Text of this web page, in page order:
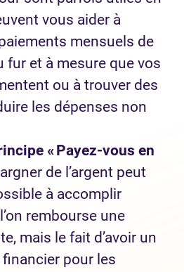
vous aider à
mensuels de
fur et à mesure que vos
ou à trouver des
les dépenses non
« Payez-vous en
de l’argent peut
à accomplir
rembourse une
mais le fait d’avoir un
pour les